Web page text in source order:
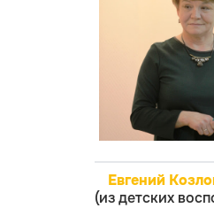
Евгений
(из детских